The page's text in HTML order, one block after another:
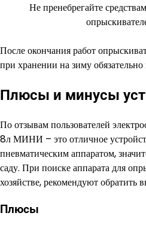
Не пренебрегайте
После окончания работ
при хранении на зиму
Плюсы и минусы
По отзывам пользователей
8л МИНИ – это отличное
пневматическим аппаратом,
саду. При поиске аппарата для
хозяйстве, рекомендуют обратить
Плюсы